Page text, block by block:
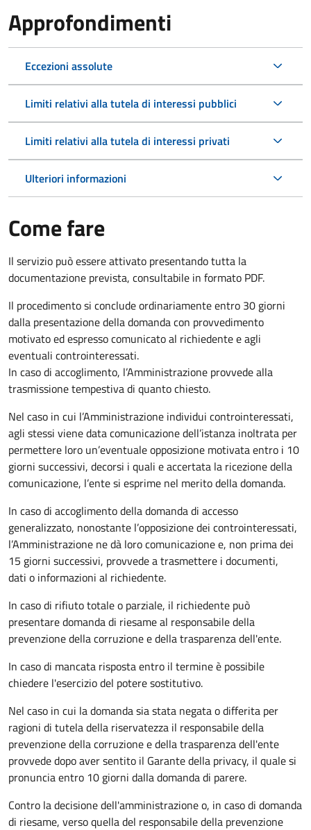
Approfondimenti
Eccezioni assolute
Limiti relativi alla tutela di interessi pubblici
Limiti relativi alla tutela di interessi privati
Ulteriori informazioni
Come fare
Il servizio può essere attivato presentando tutta la
documentazione prevista, consultabile in formato PDF.
Il procedimento si conclude ordinariamente entro 30 giorni
dalla presentazione della domanda con provvedimento
motivato ed espresso comunicato al richiedente e agli
eventuali controinteressati.
In caso di accoglimento, l’Amministrazione provvede alla
trasmissione tempestiva di quanto chiesto.
Nel caso in cui l’Amministrazione individui controinteressati,
agli stessi viene data comunicazione dell’istanza inoltrata per
permettere loro un’eventuale opposizione motivata entro i 10
giorni successivi, decorsi i quali e accertata la ricezione della
comunicazione, l’ente si esprime nel merito della domanda.
In caso di accoglimento della domanda di accesso
generalizzato, nonostante l’opposizione dei controinteressati,
l’Amministrazione ne dà loro comunicazione e, non prima dei
15 giorni successivi, provvede a trasmettere i documenti,
dati o informazioni al richiedente.
In caso di rifiuto totale o parziale, il richiedente può
presentare domanda di riesame al responsabile della
prevenzione della corruzione e della trasparenza dell'ente.
In caso di mancata risposta entro il termine è possibile
chiedere l'esercizio del potere sostitutivo.
Nel caso in cui la domanda sia stata negata o differita per
ragioni di tutela della riservatezza il responsabile della
prevenzione della corruzione e della trasparenza dell'ente
provvede dopo aver sentito il Garante della privacy, il quale si
pronuncia entro 10 giorni dalla domanda di parere.
Contro la decisione dell'amministrazione o, in caso di domanda
di riesame, verso quella del responsabile della prevenzione